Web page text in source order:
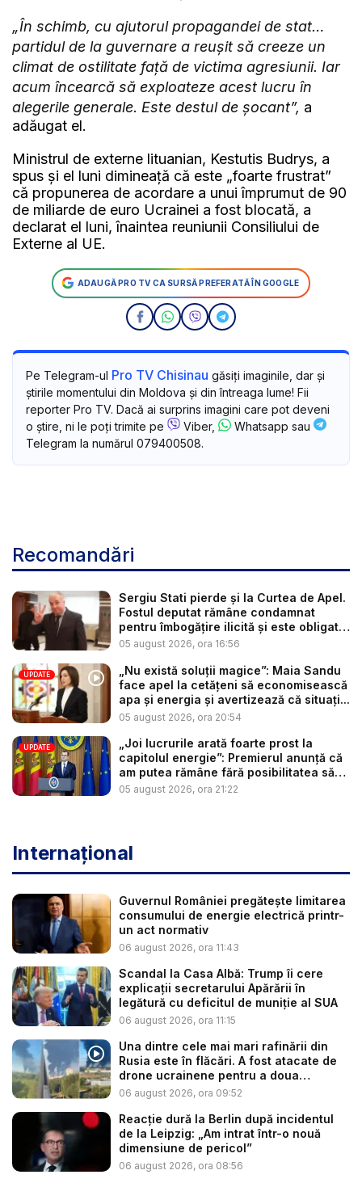
„În schimb, cu ajutorul propagandei de stat…
partidul de la guvernare a reușit să creeze un
climat de ostilitate față de victima agresiunii. Iar
acum încearcă să exploateze acest lucru în
alegerile generale. Este destul de șocant”, a
adăugat el.
Ministrul de externe lituanian, Kestutis Budrys, a
spus și el luni dimineață că este „foarte frustrat”
că propunerea de acordare a unui împrumut de 90
de miliarde de euro Ucrainei a fost blocată, a
declarat el luni, înaintea reuniunii Consiliului de
Externe al UE.
ADAUGĂ PRO TV CA SURSĂ PREFERATĂ ÎN GOOGLE
Pe Telegram-ul Pro TV Chisinau găsiți imaginile, dar și
știrile momentului din Moldova și din întreaga lume! Fii
reporter Pro TV. Dacă ai surprins imagini care pot deveni
o știre, ni le poți trimite pe
Viber,
Whatsapp sau
Telegram la numărul 079400508.
Recomandări
Sergiu Stati pierde și la Curtea de Apel.
Fostul deputat rămâne condamnat
pentru îmbogățire ilicită și este obligat
...
05 august 2026, ora 16:56
UPDATE
„Nu există soluții magice”: Maia Sandu
face apel la cetățeni să economisească
apa și energia și avertizează că situați...
05 august 2026, ora 20:54
UPDATE
„Joi lucrurile arată foarte prost la
capitolul energie”: Premierul anunță că
am putea rămâne fără posibilitatea să
c...
05 august 2026, ora 21:22
Internațional
Guvernul României pregătește limitarea
consumului de energie electrică printr-
un act normativ
06 august 2026, ora 11:43
Scandal la Casa Albă: Trump îi cere
explicații secretarului Apărării în
legătură cu deficitul de muniție al SUA
06 august 2026, ora 11:15
Una dintre cele mai mari rafinării din
Rusia este în flăcări. A fost atacate de
drone ucrainene pentru a doua
noapte...
06 august 2026, ora 09:52
Reacție dură la Berlin după incidentul
de la Leipzig: „Am intrat într-o nouă
dimensiune de pericol”
06 august 2026, ora 08:56